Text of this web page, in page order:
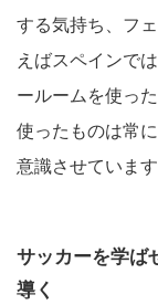
する気持ち、フ
えばスペインで
ールームを使っ
使ったものは常
意識させています
サッカーを学ば
導く